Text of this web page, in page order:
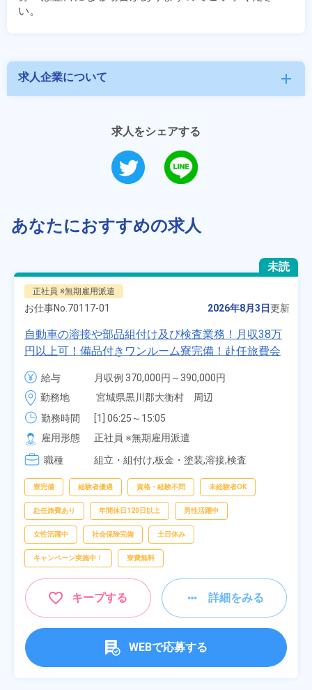
求人企業について add
求人をシェアする
あなたにおすすめの求人
未読
正社員 ※無期雇用派遣
お仕事No. 70117-01 2026年8月3日更新
自動車の溶接や部品組付け及び検査業務！月収38万
円以上可！備品付きワンルーム寮完備！赴任旅費会
社負担★人気の土日休み！昇給＆業績賞与あり！
車・バイク通勤可！無料駐車場あり！カップルでの
応募OK★《宮城県大衡村》
給与
月収例 370,000円～390,000円
時給 1,700円～1,700円
勤務地
宮城県黒川郡大衡村　周辺
勤務時間
[1] 06:25～15:05
[2] 16:00～00:40
[3] 16:30～01:10
[4] 08:00～16:40
雇用形態
正社員 ※無期雇用派遣
職種
組立・組付け,板金・塗装,溶接,検査
寮完備 経験者優遇 資格・経験不問 未経験者OK
赴任旅費あり 年間休日120日以上 男性活躍中
女性活躍中 社会保険完備 土日休み
キャンペーン実施中！ 寮費無料
キープする 詳細をみる
WEBで応募する